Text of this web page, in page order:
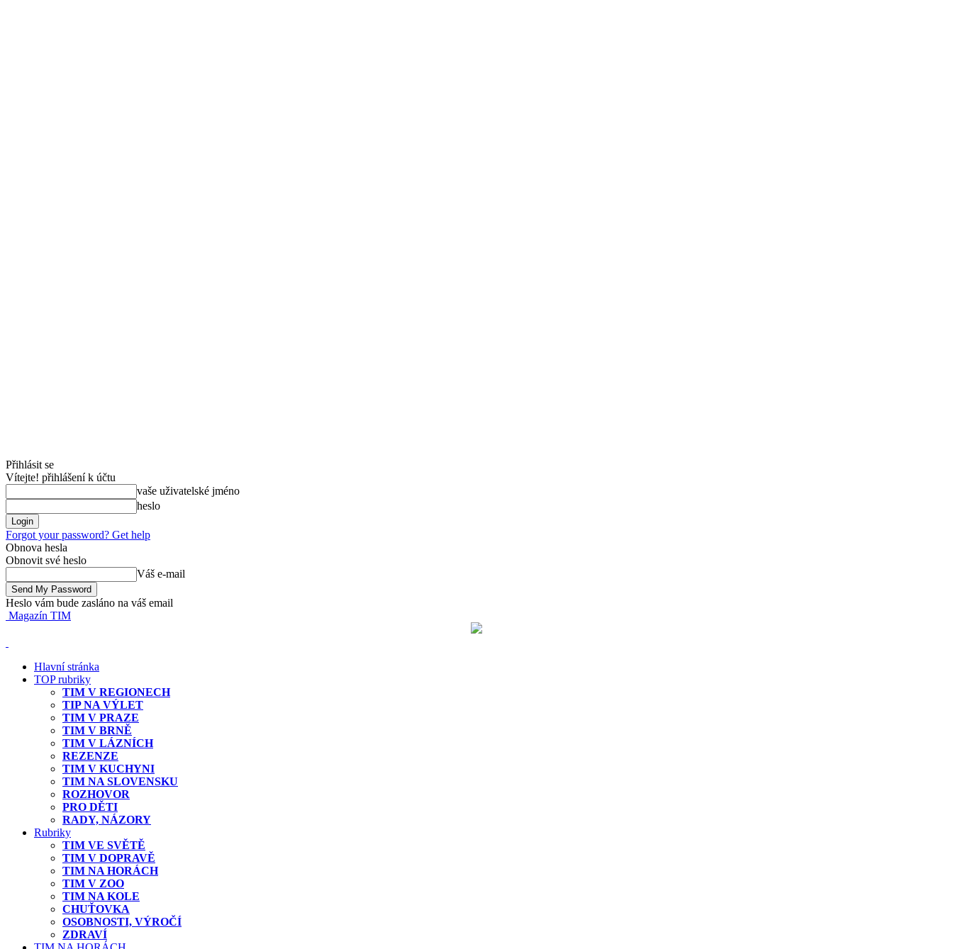
Přihlásit se
Vítejte! přihlášení k účtu
vaše uživatelské jméno
heslo
Forgot your password? Get help
Obnova hesla
Obnovit své heslo
Váš e-mail
Heslo vám bude zasláno na váš email
Magazín TIM
Hlavní stránka
TOP rubriky
TIM V REGIONECH
TIP NA VÝLET
TIM V PRAZE
TIM V BRNĚ
TIM V LÁZNÍCH
REZENZE
TIM V KUCHYNI
TIM NA SLOVENSKU
ROZHOVOR
PRO DĚTI
RADY, NÁZORY
Rubriky
TIM VE SVĚTĚ
TIM V DOPRAVĚ
TIM NA HORÁCH
TIM V ZOO
TIM NA KOLE
CHUŤOVKA
OSOBNOSTI, VÝROČÍ
ZDRAVÍ